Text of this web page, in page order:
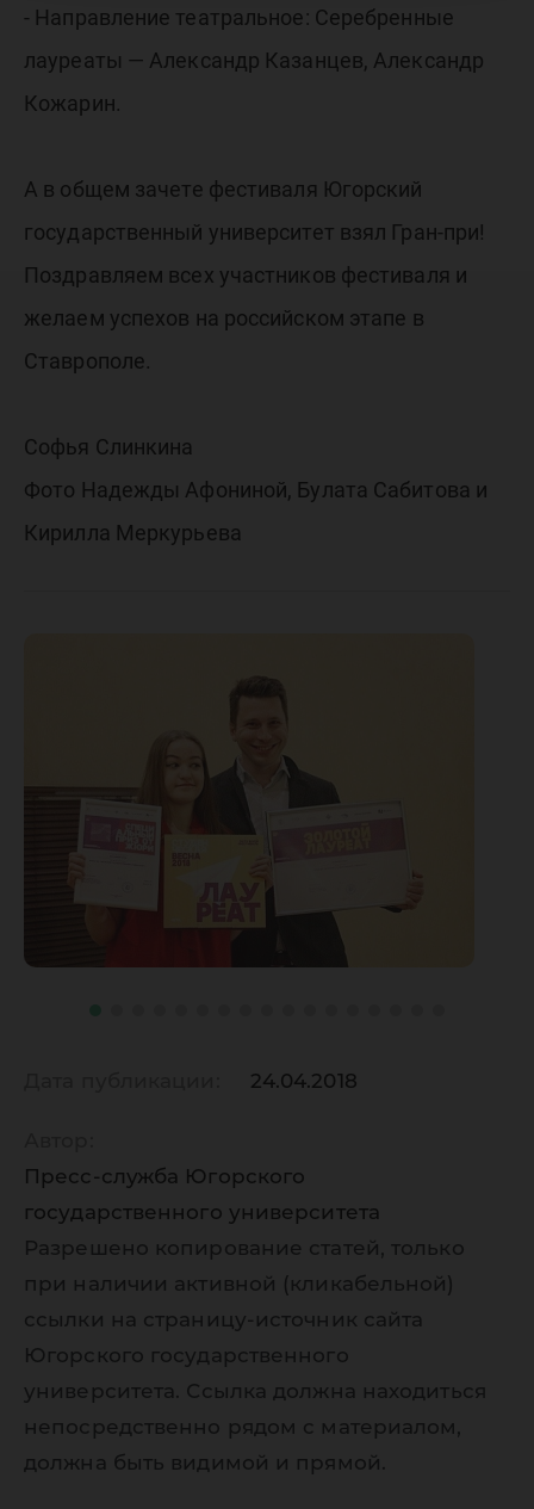
- Направление театральное: Серебренные
лауреаты — Александр Казанцев, Александр
Кожарин.
А в общем зачете фестиваля Югорский
государственный университет взял Гран-при!
Поздравляем всех участников фестиваля и
желаем успехов на российском этапе в
Ставрополе.
Софья Слинкина
Фото Надежды Афониной, Булата Сабитова и
Кирилла Меркурьева
24.04.2018
Пресс-служба Югорского
государственного университета
Разрешено копирование статей, только
при наличии активной (кликабельной)
ссылки на страницу-источник сайта
Югорского государственного
университета. Ссылка должна находиться
непосредственно рядом с материалом,
должна быть видимой и прямой.